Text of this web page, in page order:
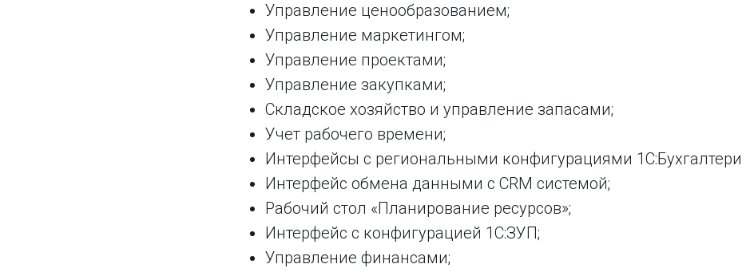
Управление ценообразованием;
Управление маркетингом;
Управление проектами;
Управление закупками;
Складское хозяйство и управление запасами;
Учет рабочего времени;
Интерфейсы с региональными конфигурациями
Интерфейс обмена данными с CRM системой;
Рабочий стол «Планирование ресурсов»;
Интерфейс с конфигурацией 1С:ЗУП;
Управление финансами;